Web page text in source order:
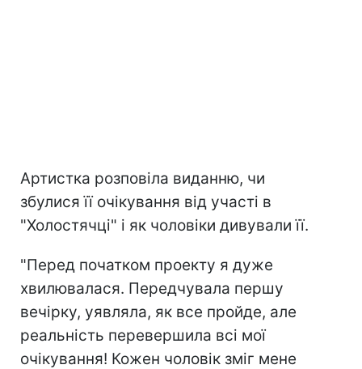
Артистка розповіла виданню, чи
збулися її очікування від участі в
"Холостячці" і як чоловіки дивували її.
"Перед початком проекту я дуже
хвилювалася. Передчувала першу
вечірку, уявляла, як все пройде, але
реальність перевершила всі мої
очікування! Кожен чоловік зміг мене